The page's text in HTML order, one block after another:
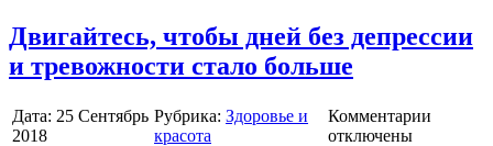
Двигайтесь, чтобы дней без депрессии
и тревожности стало больше
Дата: 25 Сентябрь
2018
Рубрика: Здоровье и
красота
Комментарии
отключены